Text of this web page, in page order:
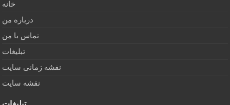
خانه
درباره من
تماس با من
تبلیغات
نقشه زمانی سایت
نقشه سایت